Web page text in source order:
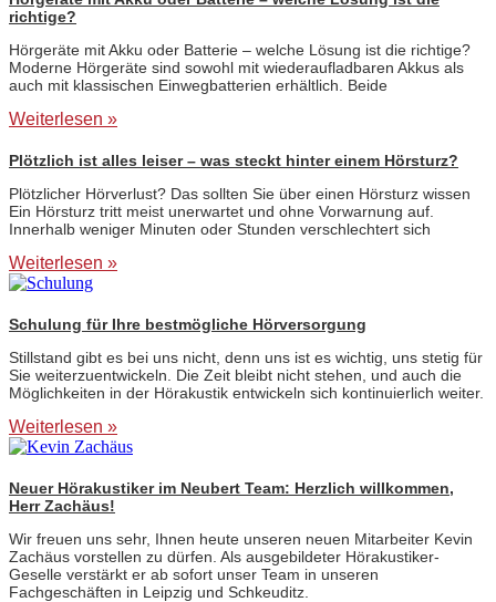
richtige?
Hörgeräte mit Akku oder Batterie – welche Lösung ist die richtige?
Moderne Hörgeräte sind sowohl mit wiederaufladbaren Akkus als
auch mit klassischen Einwegbatterien erhältlich. Beide
Weiterlesen »
Plötzlich ist alles leiser – was steckt hinter einem Hörsturz?
Plötzlicher Hörverlust? Das sollten Sie über einen Hörsturz wissen
Ein Hörsturz tritt meist unerwartet und ohne Vorwarnung auf.
Innerhalb weniger Minuten oder Stunden verschlechtert sich
Weiterlesen »
Schulung für Ihre bestmögliche Hörversorgung
Stillstand gibt es bei uns nicht, denn uns ist es wichtig, uns stetig für
Sie weiterzuentwickeln. Die Zeit bleibt nicht stehen, und auch die
Möglichkeiten in der Hörakustik entwickeln sich kontinuierlich weiter.
Weiterlesen »
Neuer Hörakustiker im Neubert Team: Herzlich willkommen,
Herr Zachäus!
Wir freuen uns sehr, Ihnen heute unseren neuen Mitarbeiter Kevin
Zachäus vorstellen zu dürfen. Als ausgebildeter Hörakustiker-
Geselle verstärkt er ab sofort unser Team in unseren
Fachgeschäften in Leipzig und Schkeuditz.